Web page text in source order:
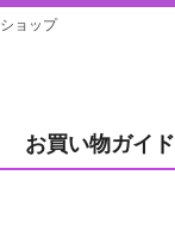
ョップ
お買い物ガイド